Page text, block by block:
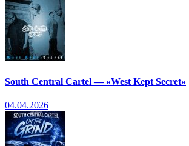
South Central Cartel — «West Kept Secret»
04.04.2026